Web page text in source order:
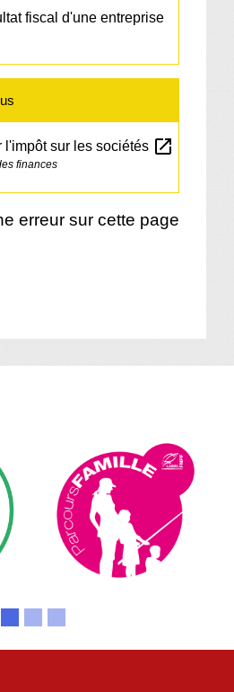
fiscal d'une entreprise
l'impôt sur les sociétés open_in_new
finances
erreur sur cette page